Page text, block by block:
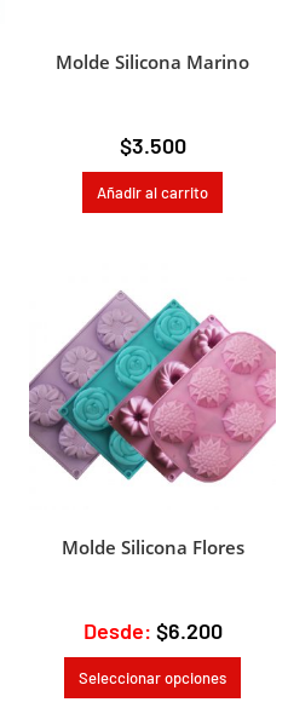
Molde Silicona Marino
$3.500
Añadir al carrito
Molde Silicona Flores
Desde: $6.200
Seleccionar opciones